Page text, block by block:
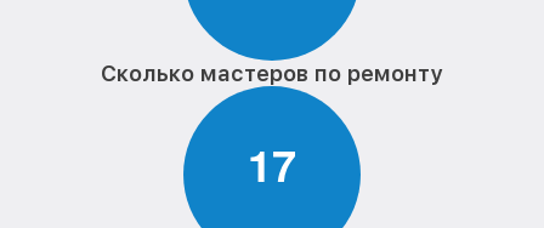
Сколько мастеров по ремонту
17